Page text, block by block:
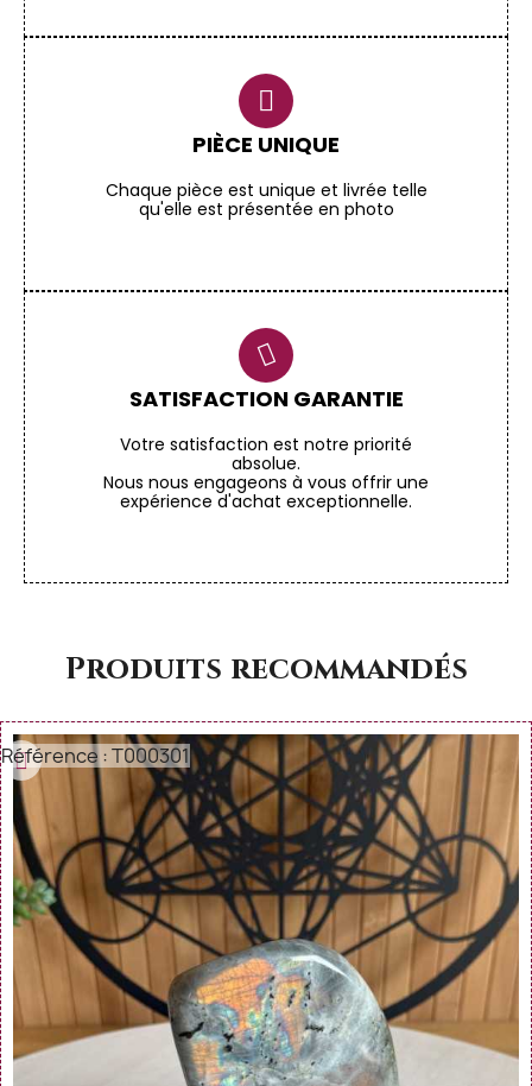
PIÈCE UNIQUE
Chaque pièce est unique et livrée telle
qu'elle est présentée en photo
SATISFACTION GARANTIE
Votre satisfaction est notre priorité
absolue.
Nous nous engageons à vous offrir une
expérience d'achat exceptionnelle.
Produits recommandés
Référence : T000301